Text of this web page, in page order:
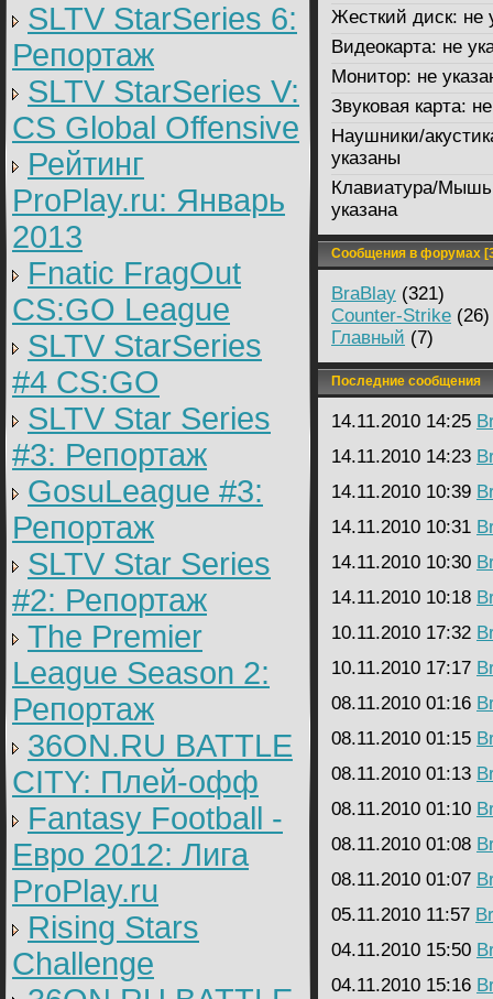
SLTV StarSeries 6:
Репортаж
SLTV StarSeries V:
CS Global Offensive
Рейтинг
ProPlay.ru: Январь
2013
Fnatic FragOut
CS:GO League
SLTV StarSeries
#4 CS:GO
SLTV Star Series
#3: Репортаж
GosuLeague #3:
Репортаж
SLTV Star Series
#2: Репортаж
The Premier
League Season 2:
Репортаж
36ON.RU BATTLE
CITY: Плей-офф
Fantasy Football -
Евро 2012: Лига
ProPlay.ru
Rising Stars
Challenge
Жесткий диск: не
Видеокарта: не
Монитор: не
Звуковая карта:
Наушники/
указаны
Клавиатура/
указана
Сообщения в форумах
BraBlay (321)
Counter-Strike (26)
Главный (7)
Последние сообщения
14.11.2010 14:25
14.11.2010 14:23
14.11.2010 10:39
14.11.2010 10:31
14.11.2010 10:30
14.11.2010 10:18
10.11.2010 17:32
10.11.2010 17:17
08.11.2010 01:16
08.11.2010 01:15
08.11.2010 01:13
08.11.2010 01:10
08.11.2010 01:08
08.11.2010 01:07
05.11.2010 11:57
04.11.2010 15:50
04.11.2010 15:16